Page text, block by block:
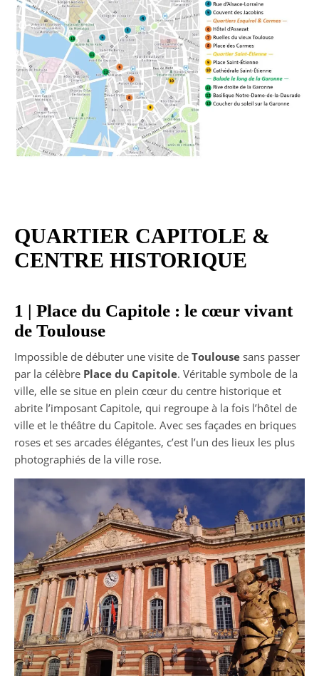
QUARTIER CAPITOLE &
CENTRE HISTORIQUE
1 | Place du Capitole : le cœur vivant
de Toulouse
Impossible de débuter une visite de Toulouse sans passer
par la célèbre Place du Capitole. Véritable symbole de la
ville, elle se situe en plein cœur du centre historique et
abrite l’imposant Capitole, qui regroupe à la fois l’hôtel de
ville et le théâtre du Capitole. Avec ses façades en briques
roses et ses arcades élégantes, c’est l’un des lieux les plus
photographiés de la ville rose.